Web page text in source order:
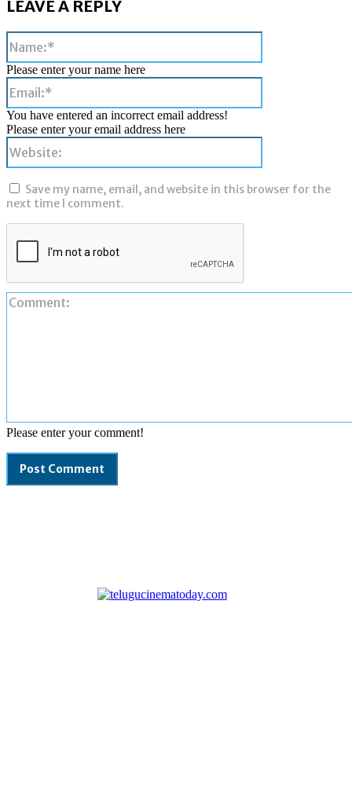
LEAVE A REPLY
Please enter your comment!
Please enter your name here
You have entered an incorrect email address!
Please enter your email address here
Save my name, email, and website in this browser for the
next time I comment.